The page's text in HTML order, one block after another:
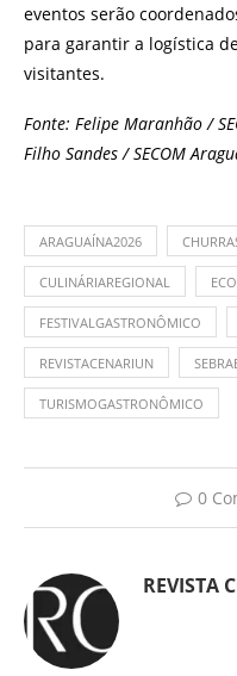
eventos serão
para garantir a logística
visitantes.
Fonte: Felipe Maranhão /
Filho Sandes / SECOM
ARAGUAÍNA2026
CULINÁRIAREGIONAL
FESTIVALGASTRONÔMICO
REVISTACENARIUN
TURISMOGASTRONÔMICO
0
REVISTA